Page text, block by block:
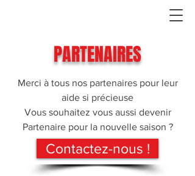
PARTENAIRES
Merci à tous nos partenaires pour leur
aide si précieuse
Vous souhaitez vous aussi devenir
Partenaire pour la nouvelle saison ?
Contactez-nous !